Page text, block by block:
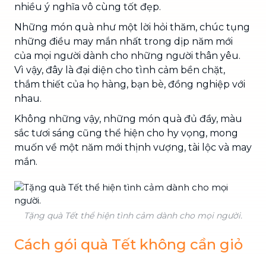
nhiều ý nghĩa vô cùng tốt đẹp.
Những món quà như một lời hỏi thăm, chúc tụng
những điều may mắn nhất trong dịp năm mới
của mọi người dành cho những người thân yêu.
Vì vậy, đây là đại diện cho tình cảm bền chặt,
thắm thiết của họ hàng, bạn bè, đồng nghiệp với
nhau.
Không những vậy, những món quà đủ đầy, màu
sắc tươi sáng cũng thể hiện cho hy vọng, mong
muốn về một năm mới thịnh vượng, tài lộc và may
mắn.
Tặng quà Tết thể hiện tình cảm dành cho mọi người.
Cách gói quà Tết không cần giỏ